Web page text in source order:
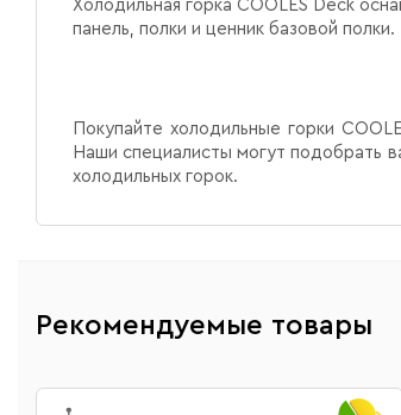
Холодильная горка COOLES Deck
панель, полки и ценник базовой
Покупайте холодильные горки
Наши специалисты могут подобрать
холодильных горок.
Рекомендуемые товары